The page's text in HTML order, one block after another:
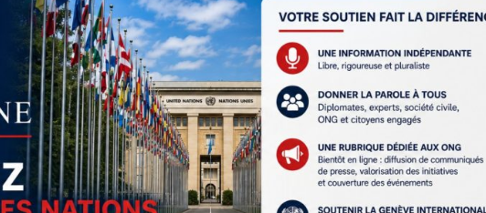
durable à la santé financière globale de l’organisation. Nous ne pouvons
avec un pansement.
liquidité n’est pas un secret. L’accumulation d’arriérés crée des trous
et le budget des opérations de maintien de la paix, ce qui entrave la
donné, nous exhortons la direction de l’ONU à être plus efficace et à
prix, d’autre part, nous leur perdons leur temps à cause de flux de
la direction doit faire face quotidiennement. On estime que chaque année au
à 50 États n’ont pas payé leur contribution statutaire intégralement ou à
de l’ONU est également son plus grand débiteur, tant en termes de